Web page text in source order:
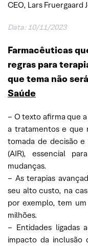
CEO, Lars Fruergaard
Data: 10/11/2023
Farmacêuticas
regras para
que tema não
Saúde
– O texto afirma que
a tratamentos e que
tomada de decisão
(AIR), essencial
mudanças.
– As terapias
seu alto custo, na
por exemplo, tem
milhões.
– Entidades ligadas
impacto da